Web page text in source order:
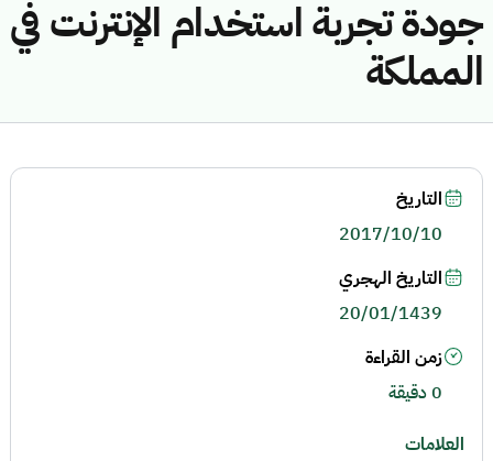
جودة تجربة استخدام الإنترنت في
المملكة
التاريخ
2017/10/10
التاريخ الهجري
20/01/1439
زمن القراءة
0 دقيقة
العلامات